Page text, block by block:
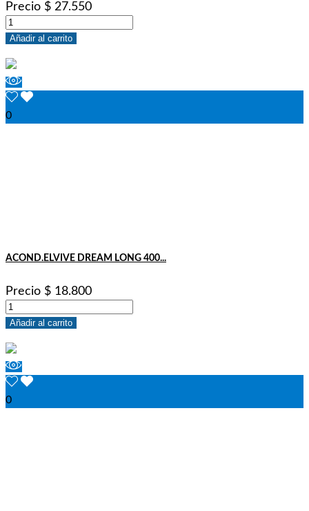
Precio $ 27.550
Añadir al carrito
0
ACOND.ELVIVE DREAM LONG 400...
Precio $ 18.800
Añadir al carrito
0